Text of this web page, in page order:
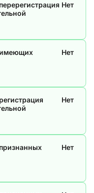
Нет
имеющих
Нет
Нет
Нет